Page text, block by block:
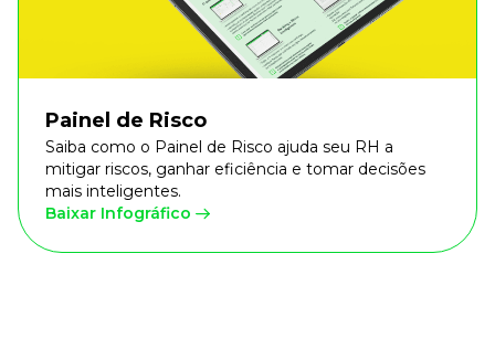
Painel de Risco
Saiba como o Painel de Risco ajuda seu RH a
mitigar riscos, ganhar eficiência e tomar decisões
mais inteligentes.
Baixar Infográfico